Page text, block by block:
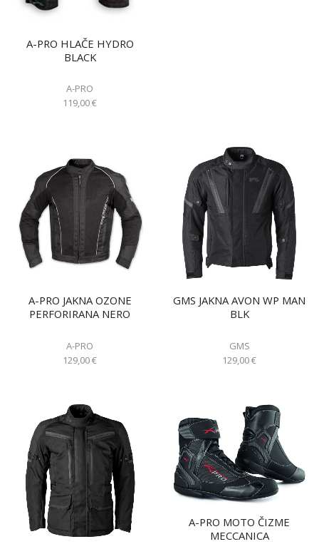
A-PRO HLAČE HYDRO
BLACK
A-PRO
119,00€
A-PRO JAKNA OZONE
PERFORIRANA NERO
A-PRO
129,00€
GMS JAKNA AVON WP MAN
BLK
GMS
129,00€
A-PRO MOTO ČIZME
MECCANICA